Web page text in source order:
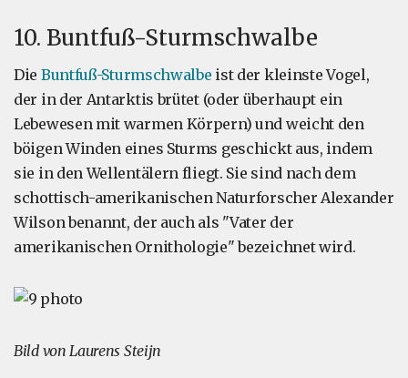
10. Buntfuß-Sturmschwalbe
Die Buntfuß-Sturmschwalbe ist der kleinste Vogel,
der in der Antarktis brütet (oder überhaupt ein
Lebewesen mit warmen Körpern) und weicht den
böigen Winden eines Sturms geschickt aus, indem
sie in den Wellentälern fliegt. Sie sind nach dem
schottisch-amerikanischen Naturforscher Alexander
Wilson benannt, der auch als "Vater der
amerikanischen Ornithologie" bezeichnet wird.
Bild von Laurens Steijn